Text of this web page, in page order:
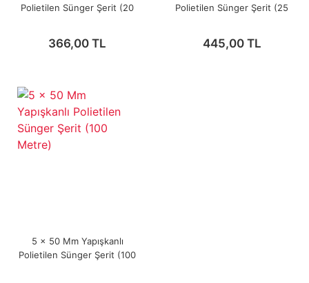
Polietilen Sünger Şerit (20
366,00 TL
Polietilen Sünger Şerit (25
445,00 TL
5 x 50 Mm Yapışkanlı
Polietilen Sünger Şerit (100